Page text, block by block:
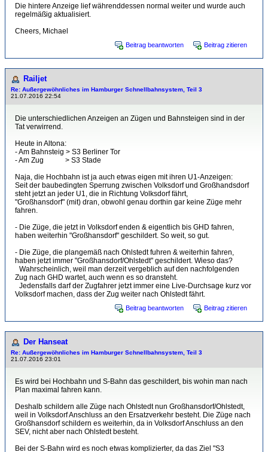
Die hintere Anzeige lief währenddessen normal weiter und wurde auch
regelmäßig aktualisiert.
Cheers, Michael
Beitrag beantworten Beitrag zitieren
Railjet
Re: Außergewöhnliches im Hamburger Schnellbahnsystem, Teil 3
21.07.2016 22:54
Die unterschiedlichen Anzeigen an Zügen und Bahnsteigen sind in der
Tat verwirrend.
Heute in Altona:
- Am Bahnsteig > S3 Berliner Tor
- Am Zug
> S3 Stade
Naja, die Hochbahn ist ja auch etwas eigen mit ihren U1-Anzeigen:
Seit der baubedingten Sperrung zwischen Volksdorf und Großhandsdorf
steht jetzt an jeder U1, die in Richtung Volksdorf fährt,
"Großhansdorf" (mit) dran, obwohl genau dorthin gar keine Züge mehr
fahren.
- Die Züge, die jetzt in Volksdorf enden & eigentlich bis GHD fahren,
haben weiterhin "Großhansdorf" geschildert. So weit, so gut.
- Die Züge, die plangemäß nach Ohlstedt fuhren & weiterhin fahren,
haben jetzt immer "Großhansdorf/Ohlstedt" geschildert. Wieso das?
Wahrscheinlich, weil man derzeit vergeblich auf den nachfolgenden
Zug nach GHD wartet, auch wenn es so dransteht.
Jedensfalls darf der Zugfahrer jetzt immer eine Live-Durchsage kurz vor
Volksdorf machen, dass der Zug weiter nach Ohlstedt fährt.
Beitrag beantworten Beitrag zitieren
Der Hanseat
Re: Außergewöhnliches im Hamburger Schnellbahnsystem, Teil 3
21.07.2016 23:01
Es wird bei Hochbahn und S-Bahn das geschildert, bis wohin man nach
Plan maximal fahren kann.
Deshalb schildern alle Züge nach Ohlstedt nun Großhansdorf/Ohlstedt,
weil in Volksdorf Anschluss an den Ersatzverkehr besteht. Die Züge nach
Großhansdorf schildern es weiterhin, da in Volksdorf Anschluss an den
SEV, nicht aber nach Ohlstedt besteht.
Bei der S-Bahn wird es noch etwas komplizierter, da das Ziel "S3